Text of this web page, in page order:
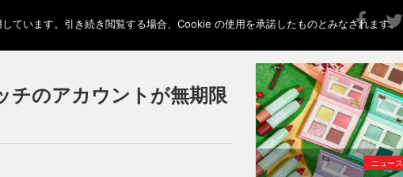
チのアカウントが無期限
ニュース
ています。引き続き閲覧する場合、Cookie の使用を承諾したものとみなされます。